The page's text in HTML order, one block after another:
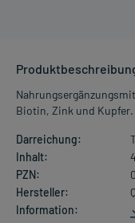
Biotin, Zink und Kupfer.
Darreichung:
Inhalt:
PZN:
Hersteller:
Information: